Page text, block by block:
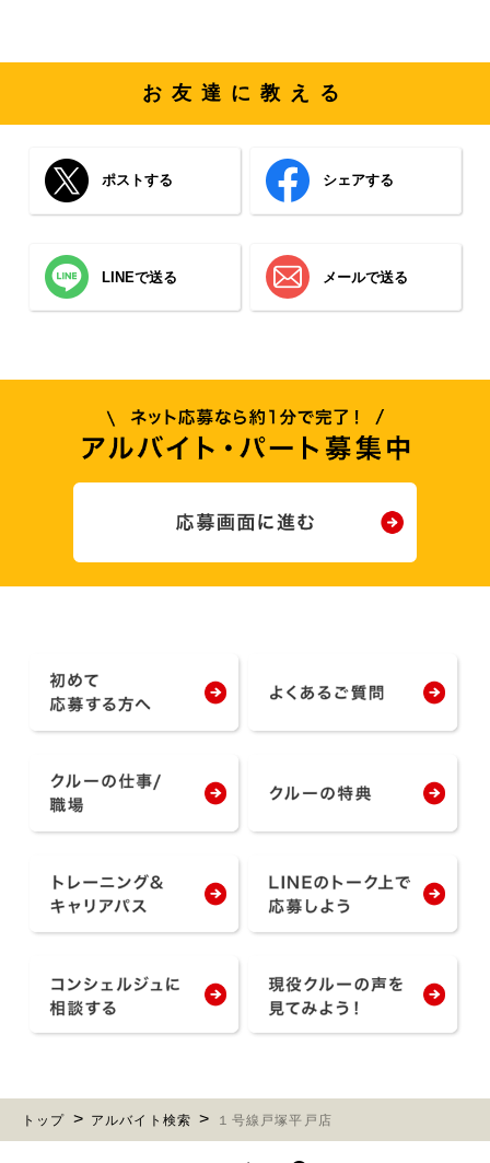
お友達に教える
ポストする シェアする
LINEで送る メールで送る
トップ アルバイト検索 １号線戸塚平戸店